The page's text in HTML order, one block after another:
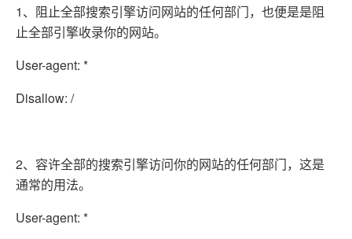
1、阻止全部搜索引擎访问网站的任何部门，也便是是阻
止全部引擎收录你的网站。
User-agent: *
Disallow: /
2、容许全部的搜索引擎访问你的网站的任何部门，这是
通常的用法。
User-agent: *